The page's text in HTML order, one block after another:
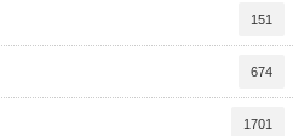
151
674
1701